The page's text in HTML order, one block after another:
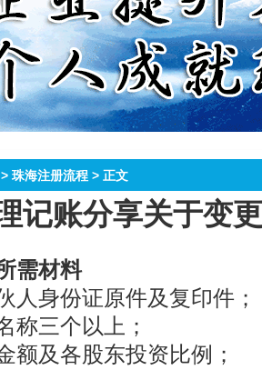
珠海注册流程 > 正文
记账分享关于变
需材料
身份证原件及复印件；
三个以上；
及各股东投资比例；